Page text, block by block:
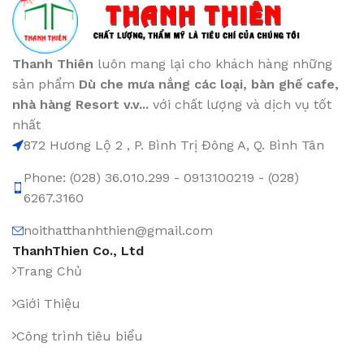
Thanh Thiên luôn mang lại cho khách hàng những
sản phẩm Dù che mưa nắng các loại, bàn ghế cafe,
nhà hàng Resort v.v... với chất lượng và dịch vụ tốt
nhất
872 Hương Lộ 2 , P. Bình Trị Đông A, Q. Bình Tân
Phone: (028) 36.010.299 - 0913100219 - (028)
6267.3160
noithatthanhthien@gmail.com
ThanhThien Co., Ltd
Trang Chủ
Giới Thiệu
Công trình tiêu biểu